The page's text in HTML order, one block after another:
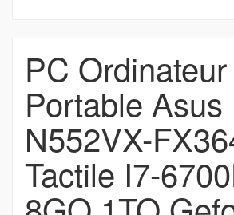
PC Ordinateur
Portable Asus
N552VX-
Tactile I7-